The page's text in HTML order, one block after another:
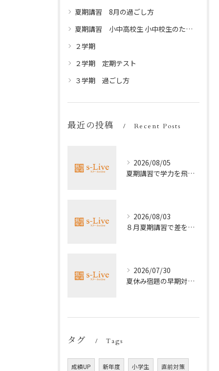
夏期講習 8月の過ごし方
夏期講習 小中高校生 小中校生のための夏休みプログラム
２学期
２学期 定期テスト
３学期 過ごし方
最近の投稿 Recent Posts
2026/08/05
夏期講習で学力を飛躍的に上げる方法
2026/08/03
８月夏期講習で差をつける受験勉強法
2026/07/30
夏休み宿題の早期対策ポイント
タグ Tags
成績UP 新年度 小学生 直前対策